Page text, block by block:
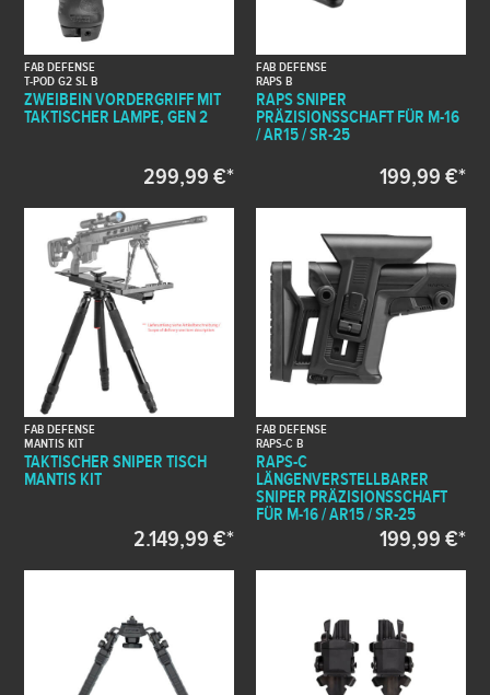
FAB DEFENSE
T-POD G2 SL B
ZWEIBEIN VORDERGRIFF MIT
TAKTISCHER LAMPE, GEN 2
299,99 €*
FAB DEFENSE
RAPS B
RAPS SNIPER
PRÄZISIONSSCHAFT FÜR M-16
/ AR15 / SR-25
199,99 €*
FAB DEFENSE
MANTIS KIT
TAKTISCHER SNIPER TISCH
MANTIS KIT
2.149,99 €*
FAB DEFENSE
RAPS-C B
RAPS-C
LÄNGENVERSTELLBARER
SNIPER PRÄZISIONSSCHAFT
FÜR M-16 / AR15 / SR-25
199,99 €*